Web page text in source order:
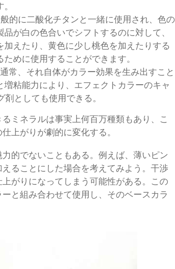
的に二酸化チタンと一緒に使用され、色の
が白の色合いでシフトするのに対して、
えたり、黄色に少し桃色を加えたりする
めに使用することができます。
常、それ自体がカラー効果を生み出すこと
粘能力により、エフェクトカラーのキャ
としても使用できる。
ミネラルは事実上何百万種類もあり、こ
上がりが劇的に変化する。
的でないこともある。例えば、薄いピン
ることにした場合を考えてみよう。干渉
がりになってしまう可能性がある。この
と組み合わせて使用し、そのベースカラ